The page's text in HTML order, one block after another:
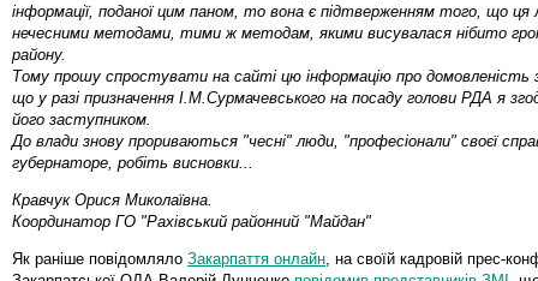
інформації, поданої цим паном, то вона є підтверженням того, що ця
нечесними методами, тими ж методам, якими висувалася нібито
району.
Тому прошу спростувати на сайті цю інформацію про домовленість
що у разі призначення І.М.Сурмачевського на посаду голови РДА я
його заступником.
До влади знову прориваються "чесні" люди, "професіонали" своєї
губернаторе, робіть висновки...
Кравчук Орися Миколаївна.
Координатор ГО "Рахівський районний "Майдан"
Як раніше повідомляло Закарпаття онлайн , на своїй кадровій прес-